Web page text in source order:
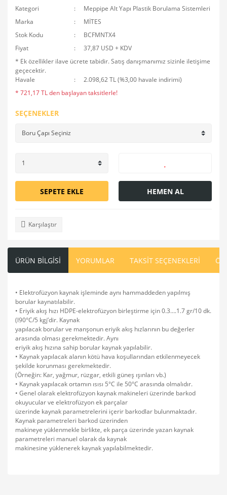
Kategori
Meppipe Alt Yapı Plastik Borulama Sistemleri
Marka
MİTES
Stok Kodu
BCFMNTX4
Fiyat
37,87 USD + KDV
* Ek özellikler ilave ücrete tabidir. Satış danışmanımız sizinle iletişime
geçecektir.
Havale
2.098,62 TL (%3,00 havale indirimi)
* 721,17 TL den başlayan taksitlerle!
SEÇENEKLER
SEPETE EKLE HEMEN AL
Karşılaştır
ÜRÜN BİLGİSİ YORUMLAR TAKSİT SEÇENEKLERİ
• Elektrofüzyon kaynak işleminde aynı hammaddeden yapılmış
borular kaynatılabilir.
• Eriyik akış hızı HDPE-elektrofüzyon birleştirme için 0.3….1.7 gr/10 dk.
(l90°C/5 kgj’dir. Kaynak
yapılacak borular ve manşonun eriyik akış hızlarının bu değerler
arasında olması gerekmektedir. Aynı
eriyik akış hızına sahip borular kaynak yapılabilir.
• Kaynak yapılacak alanın kötü hava koşullarından etkilenmeyecek
şekilde korunması gerekmektedir.
(Örneğin: Kar, yağmur, rüzgar, etkili güneş ışınları vb.)
• Kaynak yapılacak ortamın ısısı 5°C ile 50°C arasında olmalıdır.
• Genel olarak elektrofüzyon kaynak makineleri üzerinde barkod
okuyucular ve elektrofüzyon ek parçalar
üzerinde kaynak parametrelerini içerir barkodlar bulunmaktadır.
Kaynak parametreleri barkod üzerinden
makineye yüklenmekle birlikte, ek parça üzerinde yazan kaynak
parametreleri manuel olarak da kaynak
makinesine yüklenerek kaynak yapılabilmektedir.